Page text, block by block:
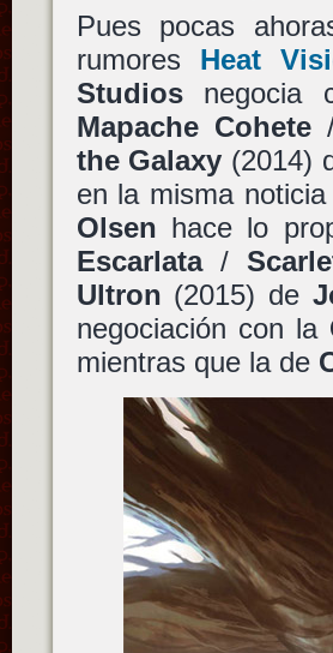
Pues pocas
rumores Heat
Studiosnegocia
Mapache Cohete
the Galaxy (2014)
en la misma
Olsen hace lo
Escarlata/
Ultron (2015) de
negociación con la
mientras que la de